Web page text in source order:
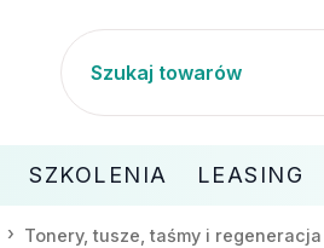
SZKOLENIA LEASING
Tonery, tusze, taśmy i regeneracja